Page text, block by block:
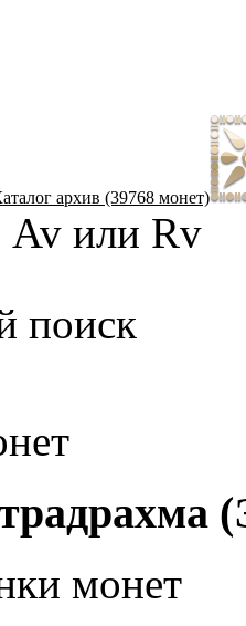
архив (39768 монет)
или Rv
поиск
монет